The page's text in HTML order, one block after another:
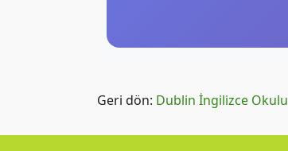
Geri dön: Dublin İngilizce Okulu